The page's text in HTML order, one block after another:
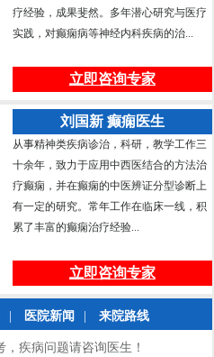
疗经验，成果斐然。多年潜心研究与医疗
实践，对癫痫病等神经内科疾病的治...
立即咨询专家
刘国新 癫痫医生
从事精神类疾病诊治，科研，教学工作三
十余年，致力于应用中西医结合的方法治
疗癫痫，并在癫痫的中医辨证分型诊断上
有一定的研究。常年工作在临床一线，积
累了丰富的癫痫治疗经验...
立即咨询专家
医院新闻 来院路线
，疾病问题请咨询医生！